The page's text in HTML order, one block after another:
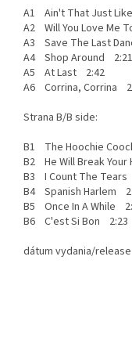
A1 Ain't That Just
A2 Will You Love Me
A3 Save The Last
A4 Shop Around 2:21
A5 At Last 2:42
A6 Corrina, Corrina
Strana B/B side:
B1 The Hoochie
B2 He Will Break
B3 I Count The
B4 Spanish Harlem
B5 Once In A While
B6 C'est Si Bon 2:23
dátum vydania/